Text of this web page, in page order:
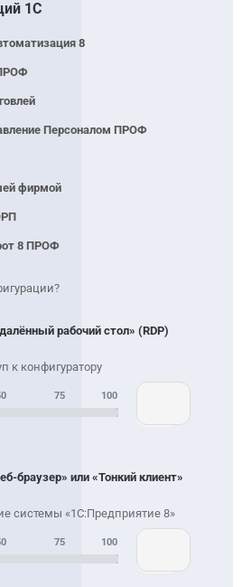
1С
8
Персоналом ПРОФ
фирмой
8 ПРОФ
рабочий стол» (RDP)
75 100
браузер» или «Тонкий клиент»
75 100